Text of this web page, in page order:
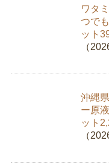
ワタ
つで
ット
（
沖縄
ー原
ット
（